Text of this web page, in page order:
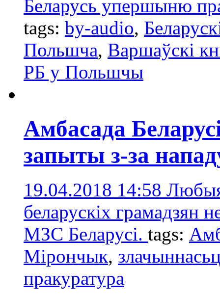
Беларусь упершыню
tags: by-audio,
Польшча, Варшаўскі
РБ у Польшчы
Амбасада
запыты з-за
19.04.2018 14:58
беларускіх грамадзян
МЗС Беларусі. tags:
Мірончык,
пракуратурa